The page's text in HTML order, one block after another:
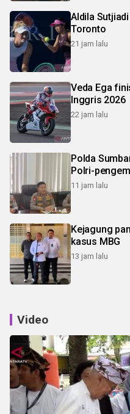
Aldila
Toronto
21 jam lalu
Veda Ega
Inggris 2026
22 jam lalu
Polda
Polri-
11 jam lalu
Kejagung
kasus MBG
13 jam lalu
Video